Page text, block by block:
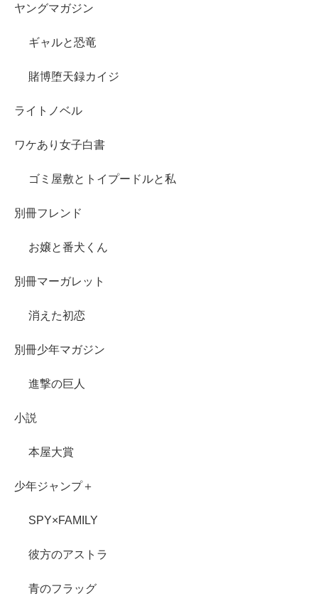
ヤングマガジン
ギャルと恐竜
賭博堕天録カイジ
ライトノベル
ワケあり女子白書
ゴミ屋敷とトイプードルと私
別冊フレンド
お嬢と番犬くん
別冊マーガレット
消えた初恋
別冊少年マガジン
進撃の巨人
小説
本屋大賞
少年ジャンプ＋
SPY×FAMILY
彼方のアストラ
青のフラッグ